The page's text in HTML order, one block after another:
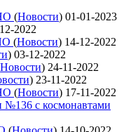
(Новости) 01-01-2023
2022
(Новости) 14-12-2022
) 03-12-2022
Новости) 24-11-2022
) 23-11-2022
(Новости) 17-11-2022
№136 с космонавтами